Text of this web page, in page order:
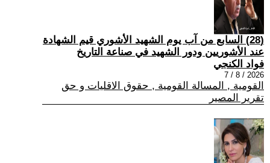
(28) السابع من آب يوم الشهيد الأشوري قيم الشهادة
عند الأشوريين ودور الشهيد في صناعة التاريخ
فواد الكنجي
2026 / 8 / 7
القومية , المسالة القومية , حقوق الاقليات و حق
تقرير المصير